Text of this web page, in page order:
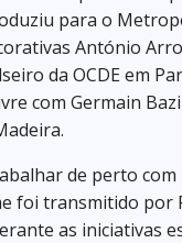
para o
António
da OCDE em
com Germain
de perto
foi transmitido por
as iniciativas